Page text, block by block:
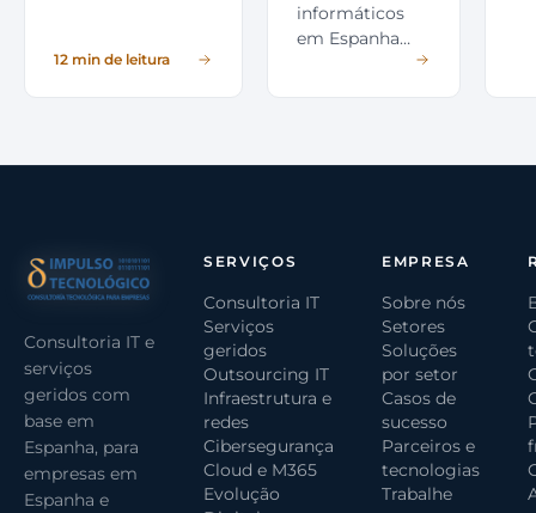
diagnóstico,
12 min de leitura
informáticos
em Espanha
para empresas:
cibersegurança
Consultoria IT e
serviços
geridos com
base em
Espanha, para
empresas em
Espanha e
SERVIÇOS
Consultoria IT
Serviços
geridos
Outsourcing IT
Infraestrutura e
redes
Cibersegurança
Cloud e M365
Evolução
EMPRESA
Sobre nós
Setores
Soluções
por setor
Casos de
sucesso
Parceiros e
tecnologias
Trabalhe